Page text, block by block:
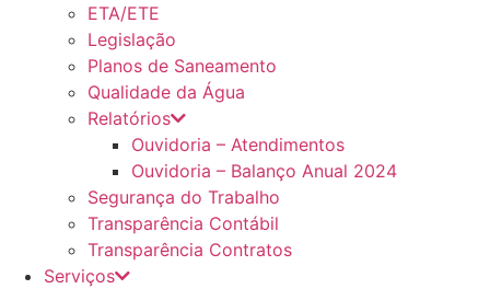
ETA/ETE
Legislação
Planos de Saneamento
Qualidade da Água
Relatórios
Ouvidoria – Atendimentos
Ouvidoria – Balanço Anual 2024
Segurança do Trabalho
Transparência Contábil
Transparência Contratos
Serviços